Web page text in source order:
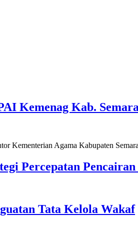
Kemenag Kab.
Kementerian Agama Kabupaten
Percepatan
Tata Kelola Wakaf